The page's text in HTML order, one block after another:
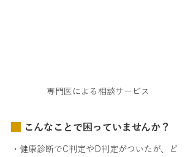
専門医による相談サービス
こんなことで困っていませんか？
・健康診断でC判定やD判定がついたが、ど